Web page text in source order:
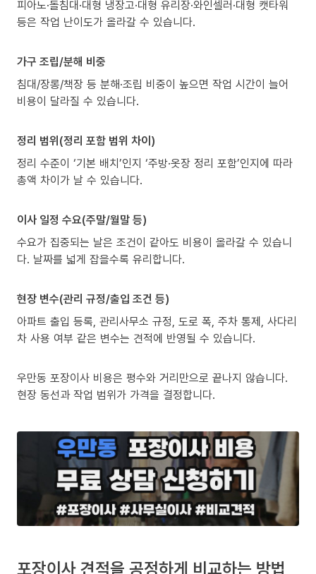
피아노·돌침대·대형 냉장고·대형 유리장·와인셀러·대형 캣타워
등은 작업 난이도가 올라갈 수 있습니다.
가구 조립/분해 비중
침대/장롱/책장 등 분해·조립 비중이 높으면 작업 시간이 늘어
비용이 달라질 수 있습니다.
정리 범위(정리 포함 범위 차이)
정리 수준이 ‘기본 배치’인지 ‘주방·옷장 정리 포함’인지에 따라
총액 차이가 날 수 있습니다.
이사 일정 수요(주말/월말 등)
수요가 집중되는 날은 조건이 같아도 비용이 올라갈 수 있습니
다. 날짜를 넓게 잡을수록 유리합니다.
현장 변수(관리 규정/출입 조건 등)
아파트 출입 등록, 관리사무소 규정, 도로 폭, 주차 통제, 사다리
차 사용 여부 같은 변수는 견적에 반영될 수 있습니다.
우만동 포장이사 비용은 평수와 거리만으로 끝나지 않습니다.
현장 동선과 작업 범위가 가격을 결정합니다.
포장이사 견적을 공정하게 비교하는 방법